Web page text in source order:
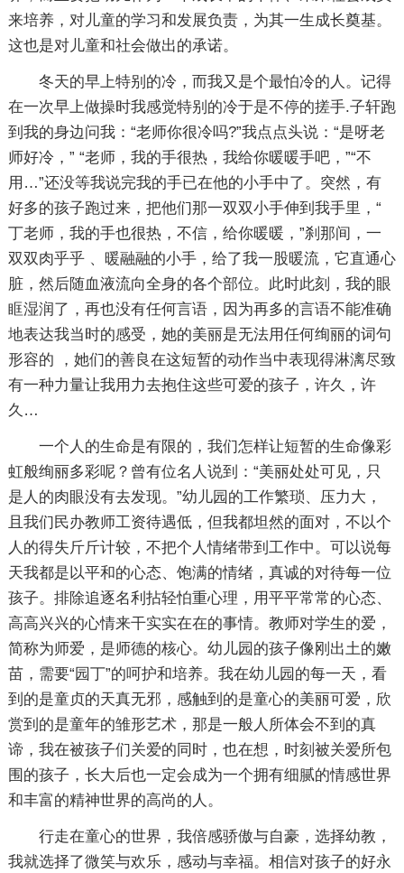
来培养，对儿童的学习和发展负责，为其一生成长奠基。
这也是对儿童和社会做出的承诺。
冬天的早上特别的冷，而我又是个最怕冷的人。记得
在一次早上做操时我感觉特别的冷于是不停的搓手.子轩跑
到我的身边问我：“老师你很冷吗?”我点点头说：“是呀老
师好冷，” “老师，我的手很热，我给你暖暖手吧，”“不
用…”还没等我说完我的手已在他的小手中了。突然，有
好多的孩子跑过来，把他们那一双双小手伸到我手里，“
丁老师，我的手也很热，不信，给你暖暖，”刹那间，一
双双肉乎乎 、暖融融的小手，给了我一股暖流，它直通心
脏，然后随血液流向全身的各个部位。此时此刻，我的眼
眶湿润了，再也没有任何言语，因为再多的言语不能准确
地表达我当时的感受，她的美丽是无法用任何绚丽的词句
形容的 ，她们的善良在这短暂的动作当中表现得淋漓尽致
有一种力量让我用力去抱住这些可爱的孩子，许久，许
久…
一个人的生命是有限的，我们怎样让短暂的生命像彩
虹般绚丽多彩呢？曾有位名人说到：“美丽处处可见，只
是人的肉眼没有去发现。”幼儿园的工作繁琐、压力大，
且我们民办教师工资待遇低，但我都坦然的面对，不以个
人的得失斤斤计较，不把个人情绪带到工作中。可以说每
天我都是以平和的心态、饱满的情绪，真诚的对待每一位
孩子。排除追逐名利拈轻怕重心理，用平平常常的心态、
高高兴兴的心情来干实实在在的事情。教师对学生的爱，
简称为师爱，是师德的核心。幼儿园的孩子像刚出土的嫩
苗，需要“园丁”的呵护和培养。我在幼儿园的每一天，看
到的是童贞的天真无邪，感触到的是童心的美丽可爱，欣
赏到的是童年的雏形艺术，那是一般人所体会不到的真
谛，我在被孩子们关爱的同时，也在想，时刻被关爱所包
围的孩子，长大后也一定会成为一个拥有细腻的情感世界
和丰富的精神世界的高尚的人。
行走在童心的世界，我倍感骄傲与自豪，选择幼教，
我就选择了微笑与欢乐，感动与幸福。相信对孩子的好永